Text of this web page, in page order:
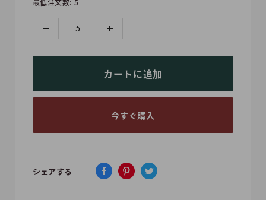
格
最低注文数: 5
カートに追加
今すぐ購入
シェアする